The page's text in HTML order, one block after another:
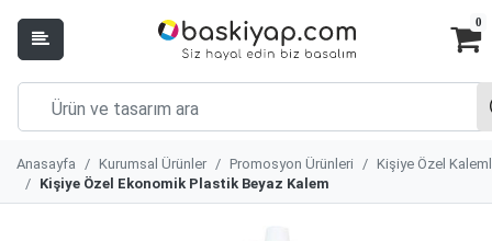
0
Anasayfa Kurumsal Ürünler Promosyon Ürünleri
Kişiye Özel
Kişiye Özel Ekonomik Plastik Beyaz Kalem